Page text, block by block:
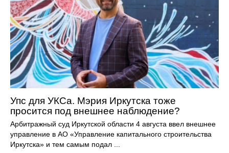
Упс для УКСа. Мэрия Иркутска тоже
просится под внешнее наблюдение?
Арбитражный суд Иркутской области 4 августа ввел внешнее
управление в АО «Управление капитального строительства
Иркутска» и тем самым подал ...